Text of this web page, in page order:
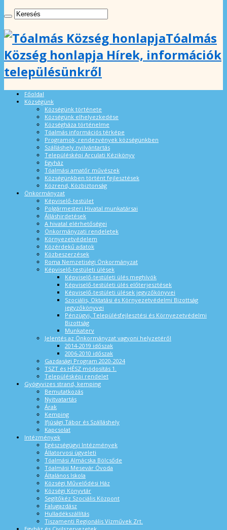
Tóalmás
Község honlapja Hírek, információk
településünkről
Főoldal
Községünk
Községünk története
Községünk elhelyezkedése
Községháza történelme
Tóalmás információs térképe
Programok, rendezvények községünkben
Szálláshely nyilvántartás
Településképi Arculati Kézikönyv
Egyház
Tóalmási amatőr művészek
Községünkben történt fejlesztések
Közrend, Közbiztonság
Önkormányzat
Képviselő-testület
Polgármesteri Hivatal munkatársai
Álláshirdetések
A hivatal elérhetőségei
Önkormányzati rendeletek
Környezetvédelem
Közérdekű adatok
Közbeszerzések
Roma Nemzetiségi Önkormányzat
Képviselő-testületi ülések
Képviselő-testületi ülés meghívók
Képviselő-testületi ülés előterjesztések
Képviselő-testületi ülések jegyzőkönyvei
Szociális, Oktatási és Környezetvédelmi Bizottság
jegyzőkönyvei
Pénzügyi, Településfejlesztési és Környezetvédelmi
Bizottság
Munkaterv
Jelentés az Önkormányzat vagyoni helyzetéről
2014-2019 időszak
2006-2010 időszak
Gazdasági Program 2020-2024
TSZT és HÉSZ módosítás 1.
Településképi rendelet
Gyógyvizes strand, kemping
Bemutatkozás
Nyitvatartás
Árak
Kemping
Ifjúsági Tábor és Szálláshely
Kapcsolat
Intézmények
Egészségügyi Intézmények
Állatorvosi ügyeleti
Tóalmási Almácska Bölcsőde
Tóalmási Mesevár Óvoda
Általános Iskola
Községi Művelődési Ház
Községi Könyvtár
Segítőkéz Szociális Központ
Falugazdász
Hulladékszállítás
Tiszamenti Regionális Vízművek Zrt.